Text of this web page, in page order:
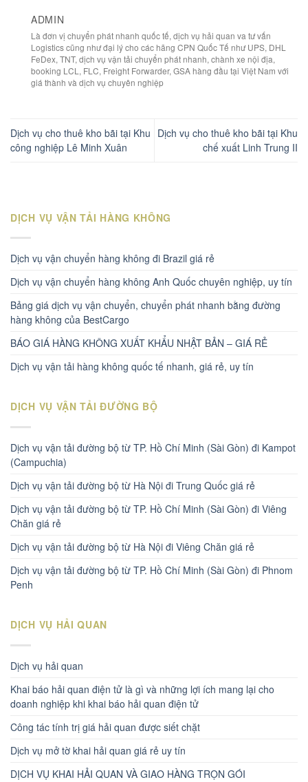
ADMIN
Là đơn vị chuyển phát nhanh quốc tế, dịch vụ hải quan va tư vấn
Logistics cũng như đại lý cho các hãng CPN Quốc Tế như UPS, DHL
FeDex, TNT, dịch vụ vận tải chuyển phát nhanh, chành xe nội địa,
booking LCL, FLC, Freight Forwarder, GSA hàng đầu tại Việt Nam với
giá thành và dịch vụ chuyên nghiệp
Dịch vụ cho thuê kho bãi tại Khu
công nghiệp Lê Minh Xuân
Dịch vụ cho thuê kho bãi tại Khu
chế xuất Linh Trung II
DỊCH VỤ VẬN TẢI HÀNG KHÔNG
Dịch vụ vận chuyển hàng không đi Brazil giá rẻ
Dịch vụ vận chuyển hàng không Anh Quốc chuyên nghiệp, uy tín
Bảng giá dịch vụ vận chuyển, chuyển phát nhanh bằng đường
hàng không của BestCargo
BÁO GIÁ HÀNG KHÔNG XUẤT KHẨU NHẬT BẢN – GIÁ RẺ
Dịch vụ vận tải hàng không quốc tế nhanh, giá rẻ, uy tín
DỊCH VỤ VẬN TẢI ĐƯỜNG BỘ
Dịch vụ vận tải đường bộ từ TP. Hồ Chí Minh (Sài Gòn) đi Kampot
(Campuchia)
Dịch vụ vận tải đường bộ từ Hà Nội đi Trung Quốc giá rẻ
Dịch vụ vận tải đường bộ từ TP. Hồ Chí Minh (Sài Gòn) đi Viêng
Chăn giá rẻ
Dịch vụ vận tải đường bộ từ Hà Nội đi Viêng Chăn giá rẻ
Dịch vụ vận tải đường bộ từ TP. Hồ Chí Minh (Sài Gòn) đi Phnom
Penh
DỊCH VỤ HẢI QUAN
Dịch vụ hải quan
Khai báo hải quan điện tử là gì và những lợi ích mang lại cho
doanh nghiệp khi khai báo hải quan điện tử
Công tác tính trị giá hải quan được siết chặt
Dịch vụ mở tờ khai hải quan giá rẻ uy tín
DỊCH VỤ KHAI HẢI QUAN VÀ GIAO HÀNG TRỌN GÓI